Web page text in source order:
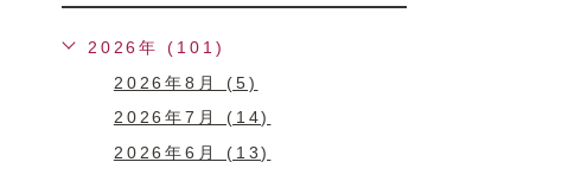
2026年 (101)
2026年8月 (5)
2026年7月 (14)
2026年6月 (13)